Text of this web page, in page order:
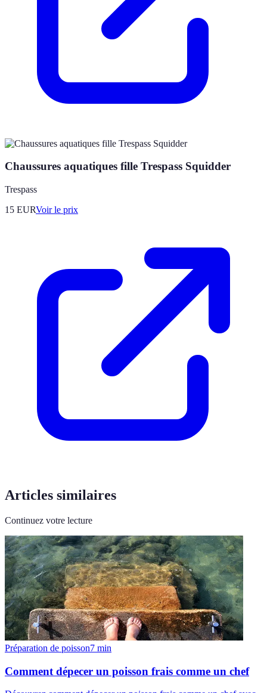
Chaussures aquatiques fille Trespass Squidder
Trespass
15 EURVoir le prix
Articles similaires
Continuez votre lecture
Préparation de poisson7 min
Comment dépecer un poisson frais comme un chef